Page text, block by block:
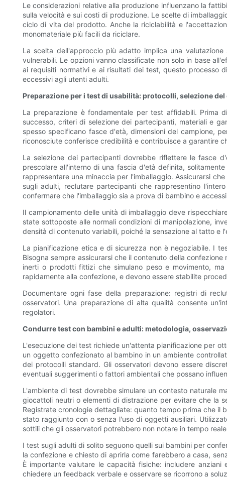
Le considerazioni relative alla produzione influenzano la
sulla velocità e sui costi di produzione. Le scelte di
ciclo di vita del prodotto. Anche la riciclabilità e
monomateriale più facili da riciclare.
La scelta dell'approccio più adatto implica una
vulnerabili. Le opzioni vanno classificate non solo in base
ai requisiti normativi e ai risultati dei test, questo processo
eccessivi agli utenti adulti.
Preparazione per i test di usabilità: protocolli, selezione
La preparazione è fondamentale per test affidabili. Prima
successo, criteri di selezione dei partecipanti, materiali e
spesso specificano fasce d'età, dimensioni del campione,
riconosciute conferisce credibilità e contribuisce a garantire
La selezione dei partecipanti dovrebbe riflettere le fasce
prescolare all'interno di una fascia d'età definita,
rappresentare una minaccia per l'imballaggio. Assicurarsi
sugli adulti, reclutare partecipanti che rappresentino
confermare che l'imballaggio sia a prova di bambino e
Il campionamento delle unità di imballaggio deve
state sottoposte alle normali condizioni di manipolazione,
densità di contenuto variabili, poiché la sensazione al tatto e
La pianificazione etica e di sicurezza non è negoziabile. I
Bisogna sempre assicurarsi che il contenuto della
inerti o prodotti fittizi che simulano peso e movimento,
rapidamente alla confezione, e devono essere stabilite
Documentare ogni fase della preparazione: registri di
osservatori. Una preparazione di alta qualità consente
regolatori.
Condurre test con bambini e adulti: metodologia,
L'esecuzione dei test richiede un'attenta pianificazione per
un oggetto confezionato al bambino in un ambiente
dei protocolli standard. Gli osservatori devono essere
eventuali suggerimenti o fattori ambientali che possano
L'ambiente di test dovrebbe simulare un contesto naturale
giocattoli neutri o elementi di distrazione per evitare che la
Registrate cronologie dettagliate: quanto tempo prima che il
stato raggiunto con o senza l'uso di oggetti ausiliari.
sottili che gli osservatori potrebbero non notare in tempo
I test sugli adulti di solito seguono quelli sui bambini per
la confezione e chiesto di aprirla come farebbero a casa,
È importante valutare le capacità fisiche: includere
chiedere un feedback verbale e osservare se ricorrono a